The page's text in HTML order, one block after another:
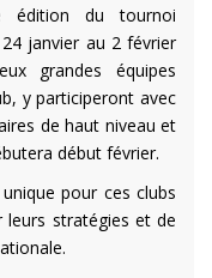
édition du tournoi
janvier au 2 février
grandes équipes
y participeront avec
de haut niveau et
début février.
pour ces clubs
stratégies et de